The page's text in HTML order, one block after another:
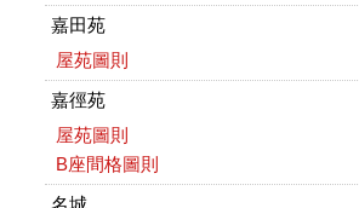
嘉田苑
屋苑圖則
嘉徑苑
屋苑圖則
B座間格圖則
名城